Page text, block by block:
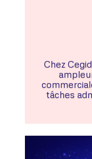
Chez
tâches